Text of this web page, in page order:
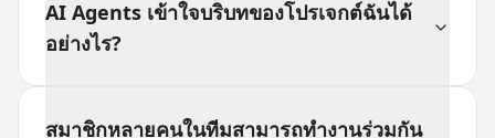
AI Agents เข้าใจบริบทของโปรเจกต์ฉันได้
อย่างไร?
สมาชิกหลายคนในทีมสามารถทำงานร่วมกัน